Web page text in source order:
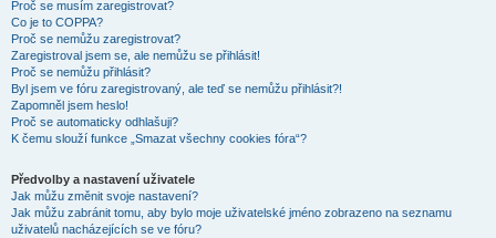
Proč se musím zaregistrovat?
Co je to COPPA?
Proč se nemůžu zaregistrovat?
Zaregistroval jsem se, ale nemůžu se přihlásit!
Proč se nemůžu přihlásit?
Byl jsem ve fóru zaregistrovaný, ale teď se nemůžu přihlásit?!
Zapomněl jsem heslo!
Proč se automaticky odhlašuji?
K čemu slouží funkce „Smazat všechny cookies fóra“?
Předvolby a nastavení uživatele
Jak můžu změnit svoje nastavení?
Jak můžu zabránit tomu, aby bylo moje uživatelské jméno zobrazeno na seznamu
uživatelů nacházejících se ve fóru?